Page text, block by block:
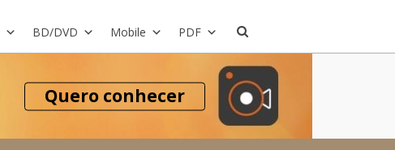
BD/DVD Mobile PDF
Quero conhecer